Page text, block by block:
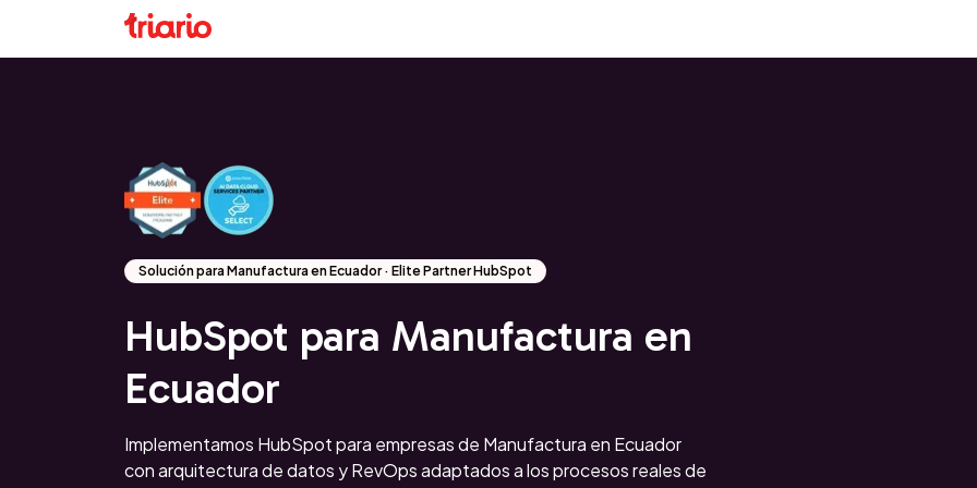
Solución para Manufactura en Ecuador · Elite Partner HubSpot
HubSpot para Manufactura en
Ecuador
Implementamos HubSpot para empresas de Manufactura en Ecuador
con arquitectura de datos y RevOps adaptados a los procesos reales de